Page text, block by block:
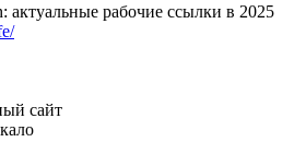
актуальные рабочие ссылки в 2025
сайт